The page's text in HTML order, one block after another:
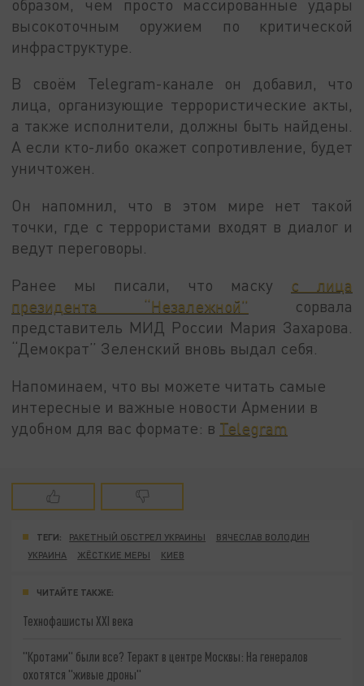
образом, чем просто массированные удары
высокоточным оружием по критической
инфраструктуре.
В своём Telegram-канале он добавил, что
лица, организующие террористические акты,
а также исполнители, должны быть найдены.
А если кто-либо окажет сопротивление, будет
уничтожен.
Он напомнил, что в этом мире нет такой
точки, где с террористами входят в диалог и
ведут переговоры.
Ранее мы писали, что маску с лица
президента “Незалежной” сорвала
представитель МИД России Мария Захарова.
“Демократ” Зеленский вновь выдал себя.
Напоминаем, что вы можете читать самые
интересные и важные новости Армении в
удобном для вас формате: в Telegram
ТЕГИ: РАКЕТНЫЙ ОБСТРЕЛ УКРАИНЫ
ВЯЧЕСЛАВ ВОЛОДИН
УКРАИНА
ЖЁСТКИЕ МЕРЫ КИЕВ
ЧИТАЙТЕ ТАКЖЕ:
Технофашисты XXI века
"Кротами" были все? Теракт в центре Москвы: На генералов
охотятся "живые дроны"